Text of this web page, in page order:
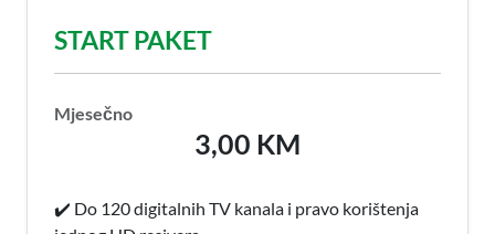
START PAKET
Mjesečno
3,00 KM
✔️ Do 120 digitalnih TV kanala i pravo korištenja